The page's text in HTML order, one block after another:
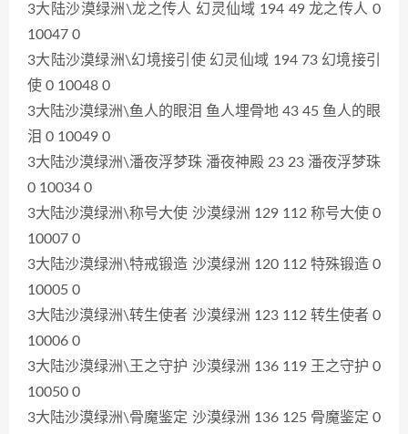
3大陆沙漠绿洲\龙之传人 幻灵仙域 194 49 龙之传人 0
10047 0
3大陆沙漠绿洲\幻境接引使 幻灵仙域 194 73 幻境接引
使 0 10048 0
3大陆沙漠绿洲\鱼人的眼泪 鱼人埋骨地 43 45 鱼人的眼
泪 0 10049 0
3大陆沙漠绿洲\潘夜浮梦珠 潘夜神殿 23 23 潘夜浮梦珠
0 10034 0
3大陆沙漠绿洲\称号大使 沙漠绿洲 129 112 称号大使 0
10007 0
3大陆沙漠绿洲\特戒锻造 沙漠绿洲 120 112 特殊锻造 0
10005 0
3大陆沙漠绿洲\转生使者 沙漠绿洲 123 112 转生使者 0
10006 0
3大陆沙漠绿洲\王之守护 沙漠绿洲 136 119 王之守护 0
10050 0
3大陆沙漠绿洲\骨魔鉴定 沙漠绿洲 136 125 骨魔鉴定 0